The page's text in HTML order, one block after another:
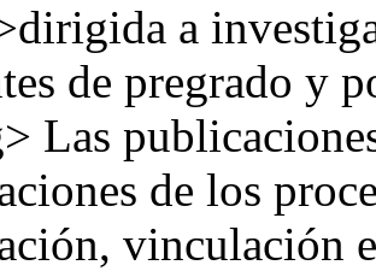
a
de pregrado y
Las
de los
vinculación